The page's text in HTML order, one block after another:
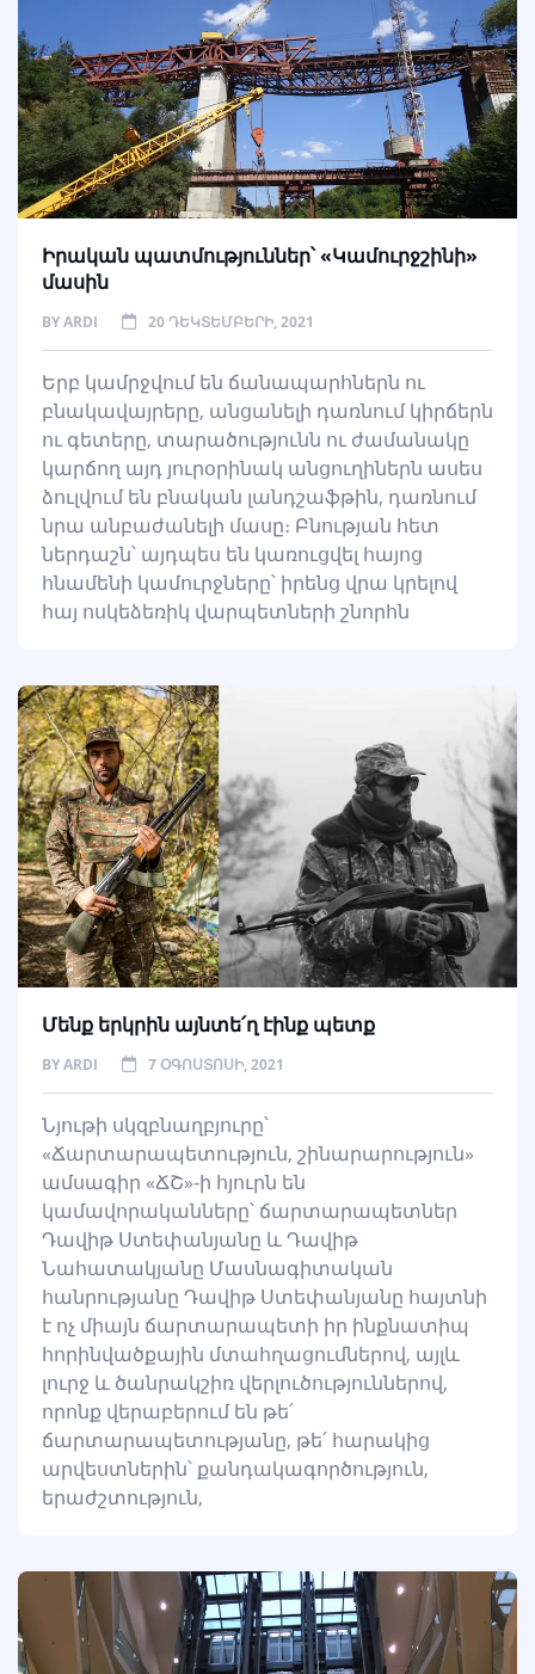
Իրական պատմություններ՝ «Կամուրջշինի»
մասին
BYARDI 20 ԴԵԿՏԵՄԲԵՐԻ, 2021
Երբ կամրջվում են ճանապարհներն ու
բնակավայրերը, անցանելի դառնում կիրճերն
ու գետերը, տարածությունն ու ժամանակը
կարճող այդ յուրօրինակ անցուղիներն ասես
ձուլվում են բնական լանդշաֆթին, դառնում
նրա անբաժանելի մասը։ Բնության հետ
ներդաշն՝ այդպես են կառուցվել հայոց
հնամենի կամուրջները՝ իրենց վրա կրելով
հայ ոսկեձեռիկ վարպետների շնորհն
Մենք երկրին այնտե՛ղ էինք պետք
BYARDI 7 ՕԳՈՍՏՈՍԻ, 2021
Նյութի սկզբնաղբյուրը՝
«Ճարտարապետություն, շինարարություն»
ամսագիր «ՃՇ»-ի հյուրն են
կամավորականները՝ ճարտարապետներ
Դավիթ Ստեփանյանը և Դավիթ
Նահատակյանը Մասնագիտական
հանրությանը Դավիթ Ստեփանյանը հայտնի
է ոչ միայն ճարտարապետի իր ինքնատիպ
հորինվածքային մտահղացումներով, այլև
լուրջ և ծանրակշիռ վերլուծություններով,
որոնք վերաբերում են թե՛
ճարտարապետությանը, թե՛ հարակից
արվեստներին՝ քանդակագործություն,
երաժշտություն,